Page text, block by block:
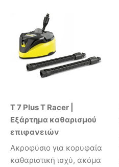
T 7 Plus T Racer |
Εξάρτημα καθαρισμού
επιφανειών
Ακροφύσιο για κορυφαία
καθαριστική ισχύ, ακόμα